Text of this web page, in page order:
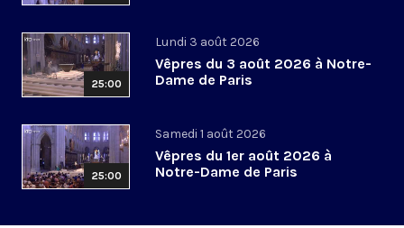
25:00
Lundi 3 août 2026
Vêpres du 3 août 2026 à Notre-
Dame de Paris
25:00
Samedi 1 août 2026
Vêpres du 1er août 2026 à
Notre-Dame de Paris